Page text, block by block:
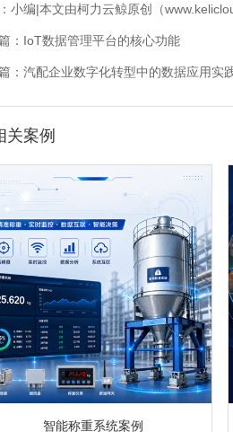
小编|本文由柯力云鲸原创（
： IoT数据管理平台的核心功能
： 汽配企业数字化转型中的数据应用实
关案例
智能称重系统案例